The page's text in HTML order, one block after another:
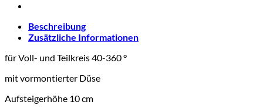
Beschreibung
Zusätzliche Informationen
für Voll- und Teilkreis 40-360 °
mit vormontierter Düse
Aufsteigerhöhe 10 cm